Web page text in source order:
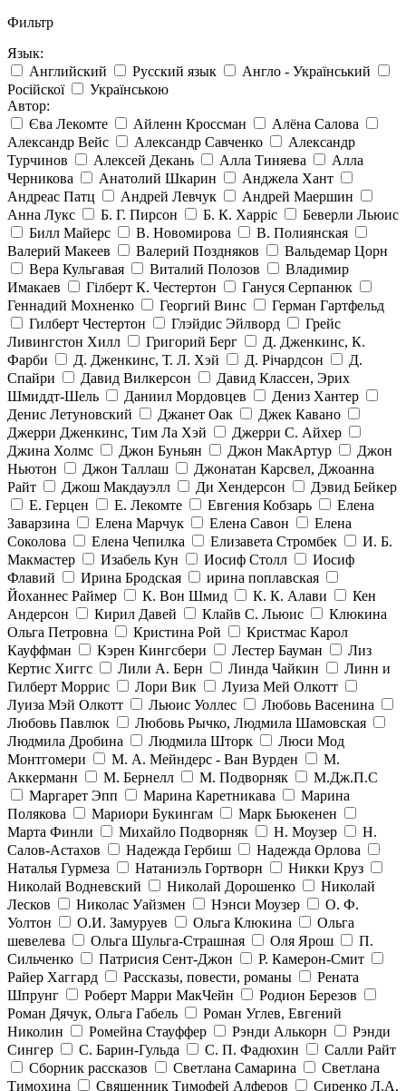
Фильтр
Язык:
Английский
Русский язык
Англо - Український
Російскої
Українською
Автор:
Єва Лекомте
Айленн Кроссман
Алёна Салова
Александр Вейс
Александр Савченко
Александр
Турчинов
Алексей Декань Алла Тиняева
Алла
Черникова
Анатолий Шкарин
Анджела Хант
Андреас Патц
Андрей Левчук
Андрей Маершин
Анна Лукс
Б. Г. Пирсон Б. К. Харріс
Беверли Льюис
Билл Майерс
В. Новомирова
В. Полиянская
Валерий Макеев
Валерий Поздняков
Вальдемар Цорн
Вера Кульгавая
Виталий Полозов
Владимир
Имакаев
Гілберт К. Честертон
Гануся Серпанюк
Геннадий Мохненко
Георгий Винс
Герман Гартфельд
Гилберт Честертон
Глэйдис Эйлворд
Грейс
Ливингстон Хилл
Григорий Берг
Д. Дженкинс, К.
Фарби
Д. Дженкинс, Т. Л. Хэй Д. Річардсон
Д.
Спайри
Давид Вилкерсон
Давид Классен, Эрих
Шмиддт-Шель
Даниил Мордовцев
Дениз Хантер
Денис Летуновский
Джанет Оак
Джек Кавано
Джерри Дженкинс, Тим Ла Хэй
Джерри С. Айхер
Джина Холмс
Джон Буньян Джон МакАртур
Джон
Ньютон
Джон Таллаш
Джонатан Карсвел, Джоанна
Райт
Джош Макдауэлл Ди Хендерсон
Дэвид Бейкер
Е. Герцен
Е. Лекомте Евгения Кобзарь
Елена
Заварзина
Елена Марчук Елена Савон
Елена
Соколова
Елена Чепилка Елизавета Стромбек
И. Б.
Макмастер
Изабель Кун Иосиф Столл
Иосиф
Флавий
Ирина Бродская
ирина поплавская
Йоханнес Раймер
К. Вон Шмид К. К. Алави
Кен
Андерсон
Кирил Давей Клайв С. Льюис
Клюкина
Ольга Петровна
Кристина Рой
Кристмас Карол
Кауффман
Кэрен Кингсбери Лестер Бауман
Лиз
Кертис Хиггс
Лили А. Берн Линда Чайкин
Линн и
Гилберт Моррис
Лори Вик
Луиза Мей Олкотт
Луиза Мэй Олкотт
Льюис Уоллес
Любовь Васенина
Любовь Павлюк
Любовь Рычко, Людмила Шамовская
Людмила Дробина
Людмила Шторк
Люси Мод
Монтгомери
М. А. Мейндерс - Ван Вурден
М.
Аккерманн
М. Бернелл М. Подворняк
М.Дж.П.С
Маргарет Эпп
Марина Каретникава
Марина
Полякова
Мариори Букингам
Марк Бьюкенен
Марта Финли
Михайло Подворняк Н. Моузер
Н.
Салов-Астахов
Надежда Гербиш
Надежда Орлова
Наталья Гурмеза
Натаниэль Гортворн
Никки Круз
Николай Водневский
Николай Дорошенко
Николай
Лесков
Николас Уайзмен Нэнси Моузер
О. Ф.
Уолтон
О.И. Замуруев Ольга Клюкина
Ольга
шевелева
Ольга Шульга-Страшная Оля Ярош
П.
Сильченко
Патрисия Сент-Джон
Р. Камерон-Смит
Райер Хаггард
Рассказы, повести, романы
Рената
Шпрунг
Роберт Марри МакЧейн
Родион Березов
Роман Дячук, Ольга Габель
Роман Углев, Евгений
Николин
Ромейна Стауффер Рэнди Алькорн
Рэнди
Сингер
С. Барин-Гульда С. П. Фадюхин
Салли Райт
Сборник рассказов
Светлана Самарина
Светлана
Тимохина
Священник Тимофей Алферов Сиренко Л.А.